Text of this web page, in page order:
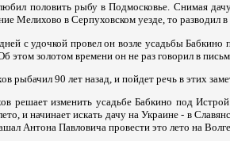
половить рыбу в Подмосковье. Снимая
Мелихово в Серпуховском уезде, то разводил
с удочкой провел он возле усадьбы
этом золотом времени он не раз говорил в
рыбачил 90 лет назад, и пойдет речь в этих
решает изменить усадьбе Бабкино под
и начинает искать дачу на Украине - в
Антона Павловича провести это лето на